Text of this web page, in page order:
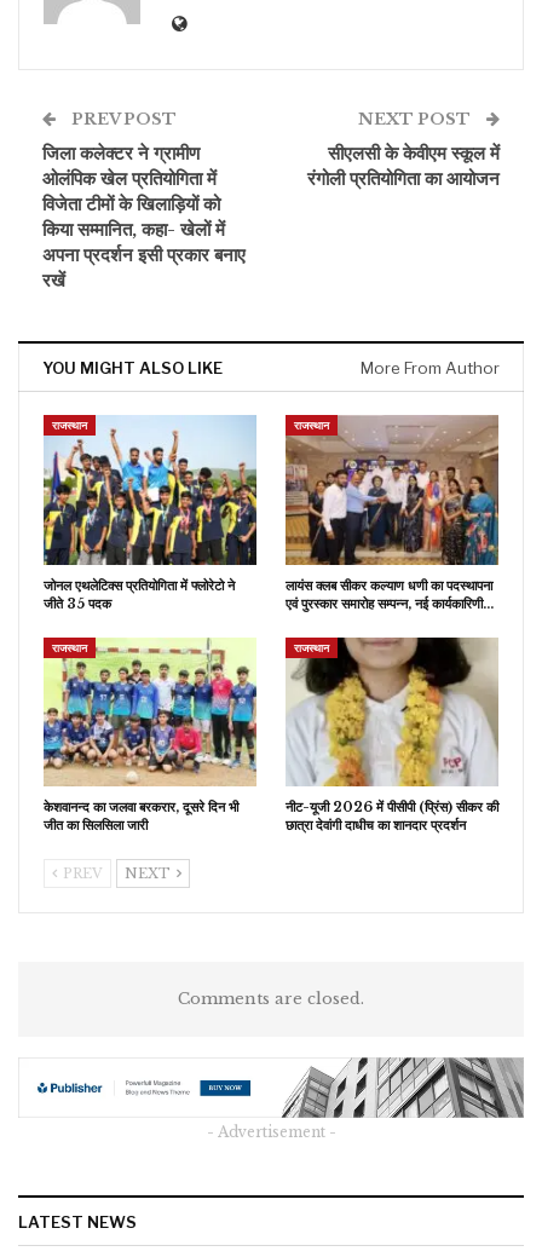
PREV POST
जिला कलेक्टर ने ग्रामीण
ओलंपिक खेल प्रतियोगिता में
विजेता टीमों के खिलाड़ियों को
किया सम्मानित, कहा- खेलों में
अपना प्रदर्शन इसी प्रकार बनाए
रखें
NEXT POST
सीएलसी के केवीएम स्कूल में
रंगोली प्रतियोगिता का आयोजन
YOU MIGHT ALSO LIKE More From Author
राजस्थान
जोनल एथलेटिक्स प्रतियोगिता में फ्लोरेटो ने
जीते 35 पदक
राजस्थान
लायंस क्लब सीकर कल्याण धणी का पदस्थापना
एवं पुरस्कार समारोह सम्पन्न, नई कार्यकारिणी…
राजस्थान
केशवानन्द का जलवा बरकरार, दूसरे दिन भी
जीत का सिलसिला जारी
राजस्थान
नीट-यूजी 2026 में पीसीपी (प्रिंस) सीकर की
छात्रा देवांगी दाधीच का शानदार प्रदर्शन
PREV NEXT
Comments are closed.
- Advertisement -
LATEST NEWS